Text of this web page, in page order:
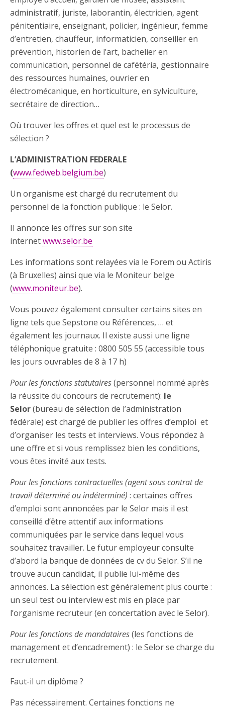
administratif, juriste, laborantin, électricien, agent
pénitentiaire, enseignant, policier, ingénieur, femme
d’entretien, chauffeur, informaticien, conseiller en
prévention, historien de l’art, bachelier en
communication, personnel de cafétéria, gestionnaire
des ressources humaines, ouvrier en
électromécanique, en horticulture, en sylviculture,
secrétaire de direction…
Où trouver les offres et quel est le processus de
sélection ?
L’ADMINISTRATION FEDERALE
(www.fedweb.belgium.be)
Un organisme est chargé du recrutement du
personnel de la fonction publique : le Selor.
Il annonce les offres sur son site
internetwww.selor.be
Les informations sont relayées via le Forem ou Actiris
(à Bruxelles) ainsi que via le Moniteur belge
(www.moniteur.be).
Vous pouvez également consulter certains sites en
ligne tels que Sepstone ou Références, … et
également les journaux. Il existe aussi une ligne
téléphonique gratuite : 0800 505 55 (accessible tous
les jours ouvrables de 8 à 17 h)
Pour les fonctions statutaires(personnel nommé après
la réussite du concours de recrutement): le
Selor(bureau de sélection de l’administration
fédérale) est chargé de publier les offres d’emploi et
d’organiser les tests et interviews. Vous répondez à
une offre et si vous remplissez bien les conditions,
vous êtes invité aux tests.
Pour les fonctions contractuelles (agent sous contrat de
travail déterminé ou indéterminé) : certaines offres
d’emploi sont annoncées par le Selor mais il est
conseillé d’être attentif aux informations
communiquées par le service dans lequel vous
souhaitez travailler. Le futur employeur consulte
d’abord la banque de données de cv du Selor. S’il ne
trouve aucun candidat, il publie lui-même des
annonces. La sélection est généralement plus courte :
un seul test ou interview est mis en place par
l’organisme recruteur (en concertation avec le Selor).
Pour les fonctions de mandataires(les fonctions de
management et d’encadrement) : le Selor se charge du
recrutement.
Faut-il un diplôme ?
Pas nécessairement. Certaines fonctions ne